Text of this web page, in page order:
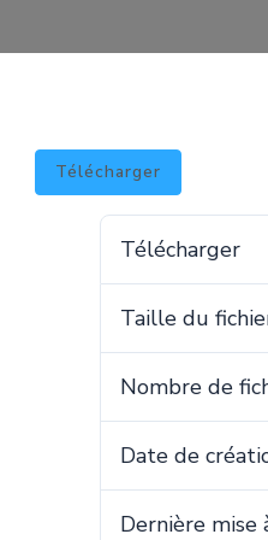
Télécharger
Télécharger
Taille du
Nombre de
Date de
Dernière mise